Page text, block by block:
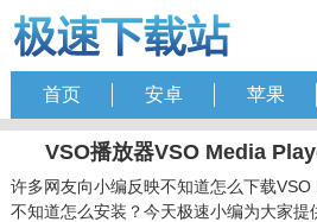
首页 安卓 苹果
VSO播放器VSO Media
许多网友向小编反映不知道怎么下载
不知道怎么安装？今天极速小编为大家